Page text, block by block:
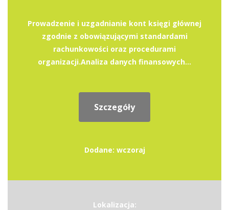
Prowadzenie i uzgadnianie kont księgi głównej
zgodnie z obowiązującymi standardami
rachunkowości oraz procedurami
organizacji.Analiza danych finansowych...
Szczegóły
Dodane: wczoraj
Lokalizacja: